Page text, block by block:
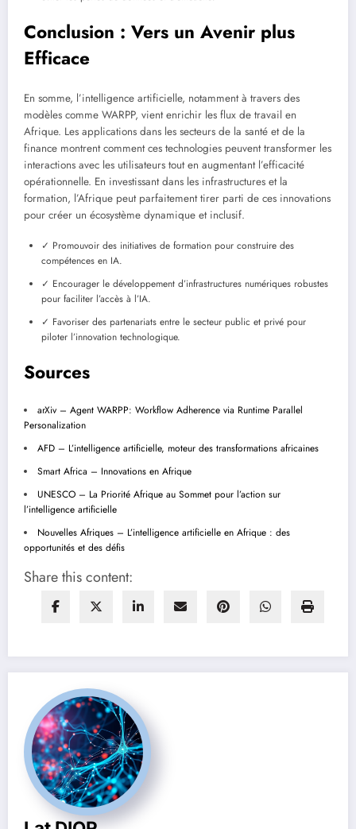
Conclusion : Vers un Avenir plus
Efficace
En somme, l’intelligence artificielle, notamment à travers des
modèles comme WARPP, vient enrichir les flux de travail en
Afrique. Les applications dans les secteurs de la santé et de la
finance montrent comment ces technologies peuvent transformer les
interactions avec les utilisateurs tout en augmentant l’efficacité
opérationnelle. En investissant dans les infrastructures et la
formation, l’Afrique peut parfaitement tirer parti de ces innovations
pour créer un écosystème dynamique et inclusif.
✓ Promouvoir des initiatives de formation pour construire des
compétences en IA.
✓ Encourager le développement d’infrastructures numériques robustes
pour faciliter l’accès à l’IA.
✓ Favoriser des partenariats entre le secteur public et privé pour
piloter l’innovation technologique.
Sources
arXiv – Agent WARPP: Workflow Adherence via Runtime Parallel
Personalization
AFD – L’intelligence artificielle, moteur des transformations africaines
Smart Africa – Innovations en Afrique
UNESCO – La Priorité Afrique au Sommet pour l’action sur
l’intelligence artificielle
Nouvelles Afriques – L’intelligence artificielle en Afrique : des
opportunités et des défis
Share this content: